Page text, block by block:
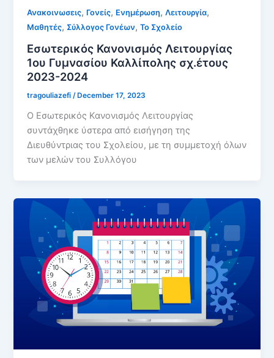
Ανακοινωσεις, Γονείς, Ενημέρωση,Λειτουργία,
Μαθητές, Σύλλογος Γονέων,Το Σχολείο
Εσωτερικός Κανονισμός Λειτουργίας
1ου Γυμνασίου Καλλίπολης σχ.έτους
2023-2024
tragouliazefi/December 17, 2023
Ο Εσωτερικός Κανονισμός Λειτουργίας
συντάχθηκε ύστερα από εισήγηση της
Διευθύντριας του Σχολείου, με τη συμμετοχή όλων
των μελών του Συλλόγου